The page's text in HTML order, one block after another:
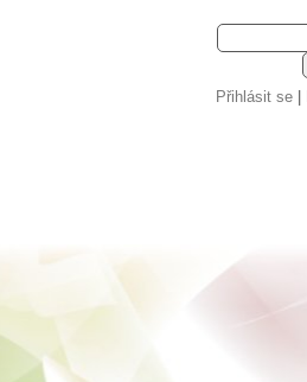
Přihlásit se|